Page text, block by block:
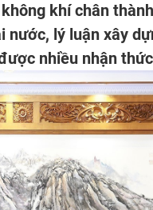
khí chân
lý luận xây
nhiều nhận